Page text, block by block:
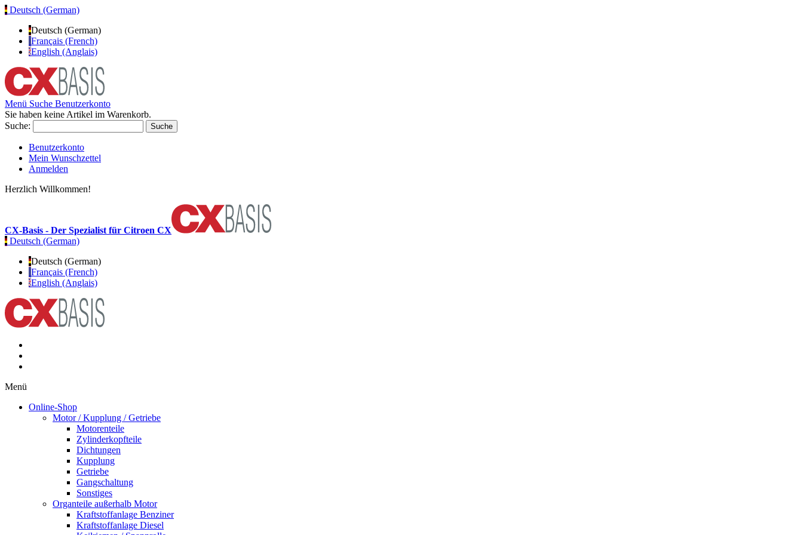
Deutsch (German)
Deutsch (German)
Français (French)
English (Anglais)
Menü Suche Benutzerkonto
Sie haben keine Artikel im Warenkorb.
Suche:
Suche
Benutzerkonto
Mein Wunschzettel
Anmelden
Herzlich Willkommen!
CX-Basis - Der Spezialist für Citroen CX
Deutsch (German)
Deutsch (German)
Français (French)
English (Anglais)
Menü
Online-Shop
Motor / Kupplung / Getriebe
Motorenteile
Zylinderkopfteile
Dichtungen
Kupplung
Getriebe
Gangschaltung
Sonstiges
Organteile außerhalb Motor
Kraftstoffanlage Benziner
Kraftstoffanlage Diesel